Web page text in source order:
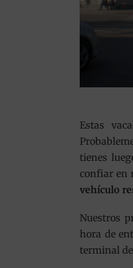
Estas
tienes
confiar en
vehículo
Nuestros
hora de
terminal